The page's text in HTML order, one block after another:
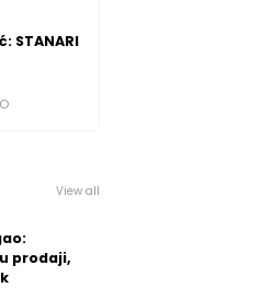
STANARI
View all
prodaji,